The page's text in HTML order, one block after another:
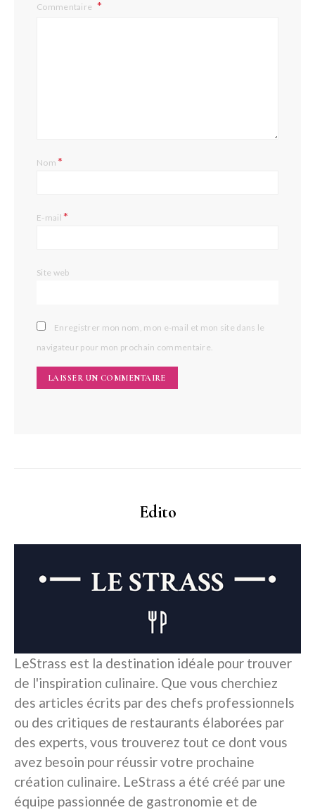
Commentaire
Nom*
E-mail*
Site web
Enregistrer mon nom, mon e-mail et mon site dans le
navigateur pour mon prochain commentaire.
Edito
LeStrass est la destination idéale pour trouver
de l'inspiration culinaire. Que vous cherchiez
des articles écrits par des chefs professionnels
ou des critiques de restaurants élaborées par
des experts, vous trouverez tout ce dont vous
avez besoin pour réussir votre prochaine
création culinaire. LeStrass a été créé par une
équipe passionnée de gastronomie et de